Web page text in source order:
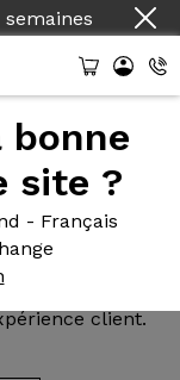
semaines
bonne
site ?
- Français
des
VTT et
client.